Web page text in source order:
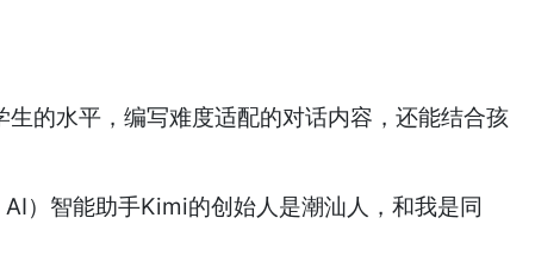
的水平，编写难度适配的对话内容，还能结合孩
）智能助手Kimi的创始人是潮汕人，和我是同